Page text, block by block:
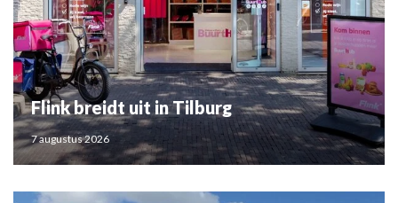
Flink breidt uit in Tilburg
7 augustus 2026